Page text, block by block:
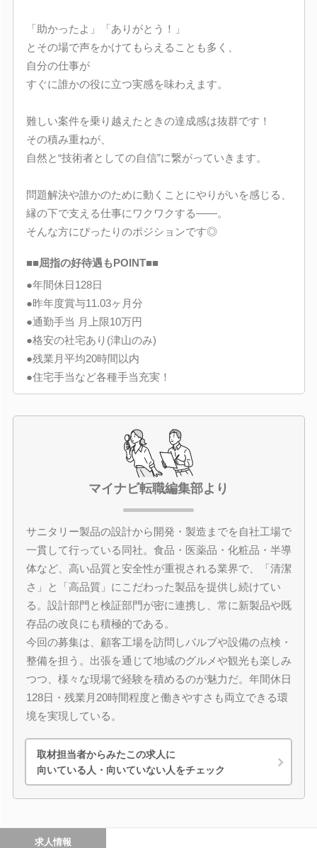
「助かったよ」「ありがとう！」
とその場で声をかけてもらえることも多く、
自分の仕事が
すぐに誰かの役に立つ実感を味わえます。
難しい案件を乗り越えたときの達成感は抜群です！
その積み重ねが、
自然と“技術者としての自信”に繋がっていきます。
問題解決や誰かのために動くことにやりがいを感じる、
縁の下で支える仕事にワクワクする――。
そんな方にぴったりのポジションです◎
■■屈指の好待遇もPOINT■■
●年間休日128日
●昨年度賞与11.03ヶ月分
●通勤手当 月上限10万円
●格安の社宅あり(津山のみ)
●残業月平均20時間以内
●住宅手当など各種手当充実！
マイナビ転職編集部より
サニタリー製品の設計から開発・製造までを自社工場で
一貫して行っている同社。食品・医薬品・化粧品・半導
体など、高い品質と安全性が重視される業界で、「清潔
さ」と「高品質」にこだわった製品を提供し続けてい
る。設計部門と検証部門が密に連携し、常に新製品や既
存品の改良にも積極的である。
今回の募集は、顧客工場を訪問しバルブや設備の点検・
整備を担う。出張を通じて地域のグルメや観光も楽しみ
つつ、様々な現場で経験を積めるのが魅力だ。年間休日
128日・残業月20時間程度と働きやすさも両立できる環
境を実現している。
取材担当者からみたこの求人に
向いている人・向いていない人をチェック
求人情報